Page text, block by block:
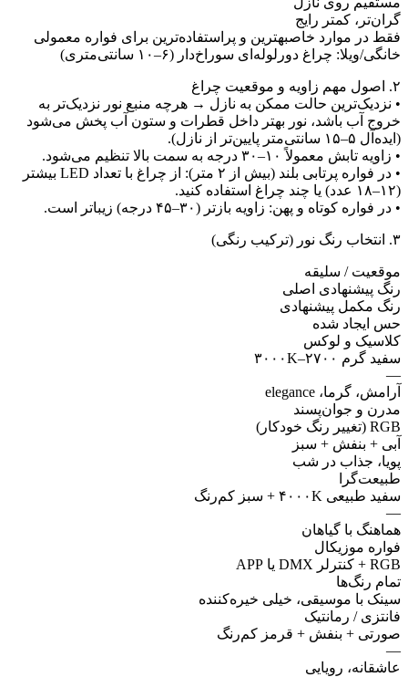
گران‌تر، کمتر رایج
فقط در موارد خاصبهترین و پراستفاده‌ترین برای فواره معمولی
خانگی/ویلا: چراغ دورلوله‌ای سوراخ‌دار (۶–۱۰ سانتی‌متری)
۲. اصول مهم زاویه و موقعیت چراغ
• نزدیک‌ترین حالت ممکن به نازل → هرچه منبع نور نزدیک‌تر به
خروج آب باشد، نور بهتر داخل قطرات و ستون آب پخش می‌شود
(ایده‌آل ۵–۱۵ سانتی‌متر پایین‌تر از نازل).
• زاویه تابش معمولاً ۱۰–۳۰ درجه به سمت بالا تنظیم می‌شود.
• در فواره پرتابی بلند (بیش از ۲ متر): از چراغ با تعداد LED بیشتر
(۱۲–۱۸ عدد) یا چند چراغ استفاده کنید.
• در فواره کوتاه و پهن: زاویه بازتر (۳۰–۴۵ درجه) زیباتر است.
۳. انتخاب رنگ نور (ترکیب رنگی)
موقعیت / سلیقه
رنگ پیشنهادی اصلی
رنگ مکمل پیشنهادی
حس ایجاد شده
کلاسیک و لوکس
سفید گرم ۲۷۰۰–۳۰۰۰K
—
آرامش، گرما، elegance
مدرن و جوان‌پسند
RGB (تغییر رنگ خودکار)
آبی + بنفش + سبز
پویا، جذاب در شب
طبیعت‌گرا
سفید طبیعی ۴۰۰۰K + سبز کم‌رنگ
—
هماهنگ با گیاهان
فواره موزیکال
RGB + کنترلر DMX یا APP
تمام رنگ‌ها
سینک با موسیقی، خیلی خیره‌کننده
فانتزی / رمانتیک
صورتی + بنفش + قرمز کم‌رنگ
—
عاشقانه، رویایی